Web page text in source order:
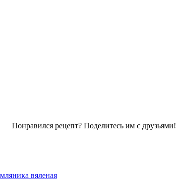
Понравился рецепт? Поделитесь им с друзьями!
вяленая